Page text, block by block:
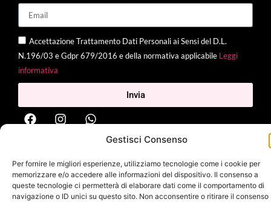
Gestisci Consenso
Per fornire le migliori esperienze, utilizziamo tecnologie come i cookie per
memorizzare e/o accedere alle informazioni del dispositivo. Il consenso a
queste tecnologie ci permetterà di elaborare dati come il comportamento di
navigazione o ID unici su questo sito. Non acconsentire o ritirare il consenso
Accettazione Trattamento Dati Personali ai Sensi del D.L.
N.196/03 e Gdpr 679/2016 e della normativa applicabile Leggi
informativa
Invia
Mina